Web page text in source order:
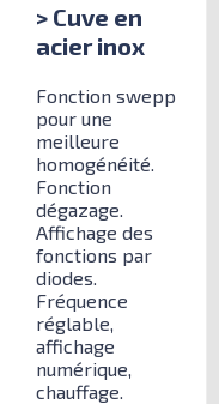
> Cuve en
acier inox
Fonction swepp
pour une
meilleure
homogénéité.
Fonction
dégazage.
Affichage des
fonctions par
diodes.
Fréquence
réglable,
affichage
numérique,
chauffage.